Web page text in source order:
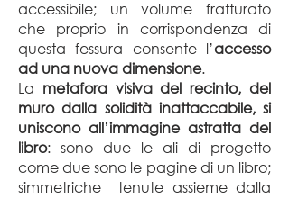
accessibile; un volume fratturato
che proprio in corrispondenza di
questa fessura consente l’accesso
ad una nuova dimensione.
La metafora visiva del recinto, del
muro dalla solidità inattaccabile, si
uniscono all’immagine astratta del
libro: sono due le ali di progetto
come due sono le pagine di un libro;
simmetriche tenute assieme dalla